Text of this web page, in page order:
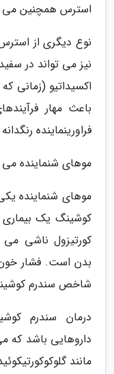
استرس همچنین می
نوع دیگری از
نیز می تواند در
اکسیداتیو (زمانی
باعث مهار
فراورینماینده
موهای شنماینده می
موهای شنماینده
کوشینگ یک
کورتیزول ناشی می
بدن است. فشار خون
شاخص سندرم
درمان سندرم
داروهایی باشد که